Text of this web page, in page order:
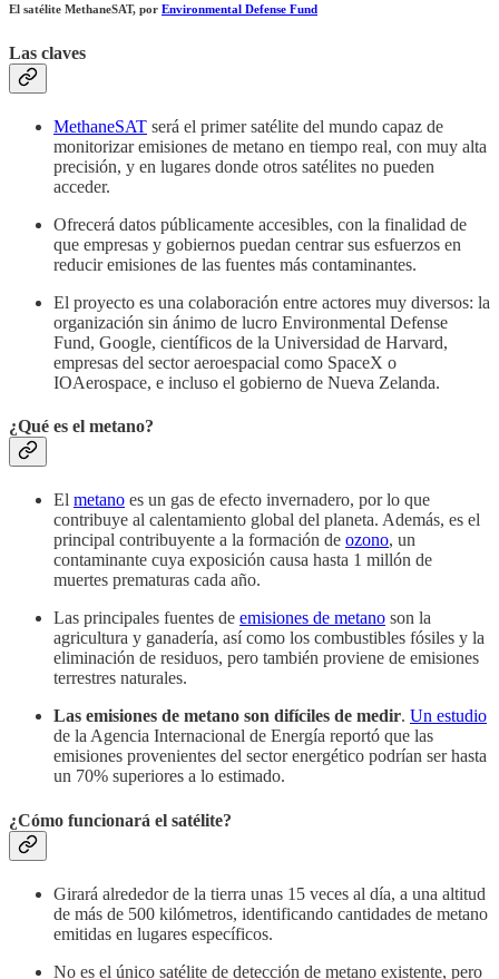
El satélite MethaneSAT, por Environmental Defense Fund
Las claves
MethaneSAT será el primer satélite del mundo capaz de
monitorizar emisiones de metano en tiempo real, con muy alta
precisión, y en lugares donde otros satélites no pueden
acceder.
Ofrecerá datos públicamente accesibles, con la finalidad de
que empresas y gobiernos puedan centrar sus esfuerzos en
reducir emisiones de las fuentes más contaminantes.
El proyecto es una colaboración entre actores muy diversos: la
organización sin ánimo de lucro Environmental Defense
Fund, Google, científicos de la Universidad de Harvard,
empresas del sector aeroespacial como SpaceX o
IOAerospace, e incluso el gobierno de Nueva Zelanda.
¿Qué es el metano?
El metano es un gas de efecto invernadero, por lo que
contribuye al calentamiento global del planeta. Además, es el
principal contribuyente a la formación de ozono, un
contaminante cuya exposición causa hasta 1 millón de
muertes prematuras cada año.
Las principales fuentes de emisiones de metano son la
agricultura y ganadería, así como los combustibles fósiles y la
eliminación de residuos, pero también proviene de emisiones
terrestres naturales.
Las emisiones de metano son difíciles de medir. Un estudio
de la Agencia Internacional de Energía reportó que las
emisiones provenientes del sector energético podrían ser hasta
un 70% superiores a lo estimado.
¿Cómo funcionará el satélite?
Girará alrededor de la tierra unas 15 veces al día, a una altitud
de más de 500 kilómetros, identificando cantidades de metano
emitidas en lugares específicos.
No es el único satélite de detección de metano existente, pero